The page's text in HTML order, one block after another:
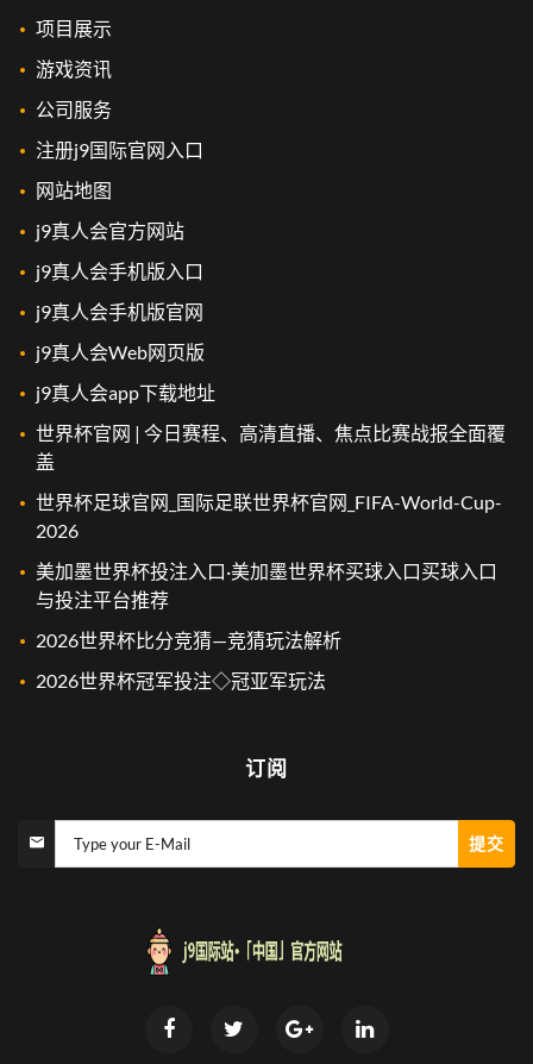
项目展示
游戏资讯
公司服务
注册j9国际官网入口
网站地图
j9真人会官方网站
j9真人会手机版入口
j9真人会手机版官网
j9真人会Web网页版
j9真人会app下载地址
世界杯官网 | 今日赛程、高清直播、焦点比赛战报全面覆
盖
世界杯足球官网_国际足联世界杯官网_FIFA-World-Cup-
2026
美加墨世界杯投注入口·美加墨世界杯买球入口买球入口
与投注平台推荐
2026世界杯比分竞猜—竞猜玩法解析
2026世界杯冠军投注◇冠亚军玩法
订阅
Type your E-Mail 提交